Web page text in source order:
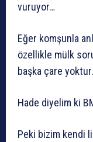
vuruyor…
Eğer komşunla
özellikle mülk
başka çare yoktur.
Hade diyelim ki
Peki bizim kendi